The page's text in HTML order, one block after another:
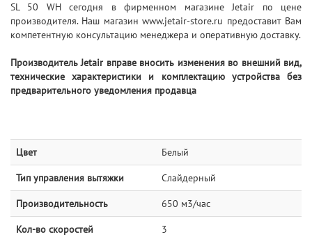
SL 50 WH сегодня в фирменном магазине Jetair по цене
производителя. Наш магазин www.jetair-store.ru предоставит Вам
компетентную консультацию менеджера и оперативную доставку.
Производитель Jetair вправе вносить изменения во внешний вид,
технические характеристики и комплектацию устройства без
предварительного уведомления продавца
Цвет Белый
Тип управления вытяжки Слайдерный
Производительность 650 м3/час
Кол-во скоростей 3